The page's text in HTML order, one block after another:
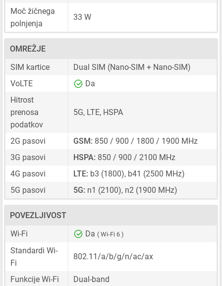
Moč žičnega
polnjenja
33 W
OMREŽJE
SIM kartice
Dual SIM (Nano-SIM + Nano-SIM)
VoLTE
Da
Hitrost
prenosa
podatkov
5G, LTE, HSPA
2G pasovi GSM: 850 / 900 / 1800 / 1900 MHz
3G pasovi
HSPA: 850 / 900 / 2100 MHz
4G pasovi
LTE: b3 (1800), b41 (2500 MHz)
5G pasovi
5G: n1 (2100), n2 (1900 MHz)
POVEZLJIVOST
Wi-Fi
Da ( Wi-Fi 6 )
Standardi Wi-
Fi
802.11/a/b/g/n/ac/ax
Funkcije Wi-Fi
Dual-band